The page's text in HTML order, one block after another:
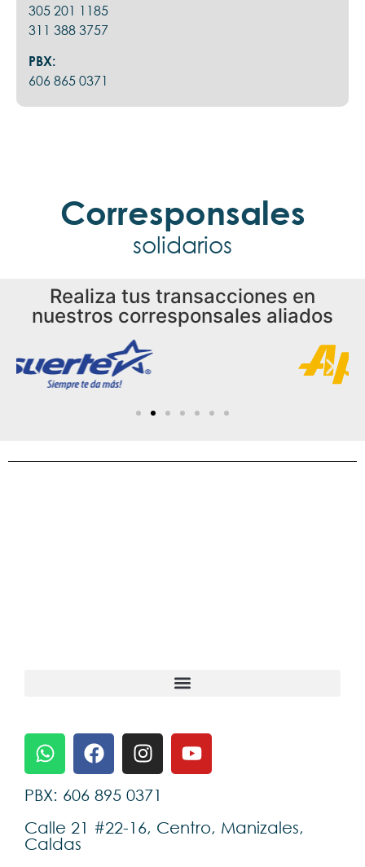
305 201 1185
311 388 3757
PBX:
606 865 0371
Corresponsales
solidarios
Realiza tus transacciones en
nuestros corresponsales aliados
PBX: 606 895 0371
Calle 21 #22-16, Centro, Manizales,
Caldas